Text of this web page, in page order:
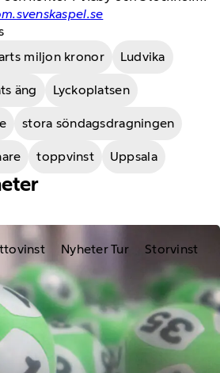
miljon kronor Ludvika
äng Lyckoplatsen
stora söndagsdragningen
toppvinst Uppsala
Nyheter Tur Storvinst